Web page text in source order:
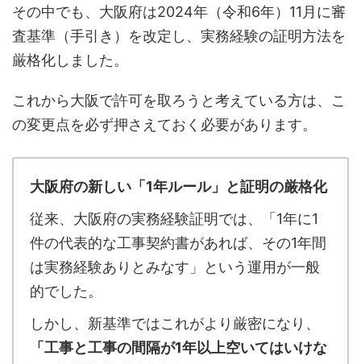
その中でも、大阪府は2024年（令和6年）11月に審
査基準（手引き）を改定し、実務経験の証明方法を
厳格化しました。
これから大阪で許可を取ろうと考えている方は、こ
の変更点を必ず押さえておく必要があります。
大阪府の新しい「1年ルール」と証明の厳格化
従来、大阪府の実務経験証明では、「1年に1
件の代表的な工事契約書があれば、その1年間
は実務経験ありとみなす」という運用が一般
的でした。
しかし、新基準ではこれがより厳密になり、
「工事と工事の間隔が1年以上空いてはいけな